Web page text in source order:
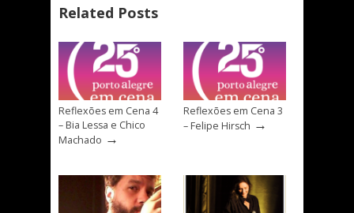
Related Posts
Reflexões em Cena 4
– Bia Lessa e Chico
Machado →
Reflexões em Cena 3
– Felipe Hirsch →